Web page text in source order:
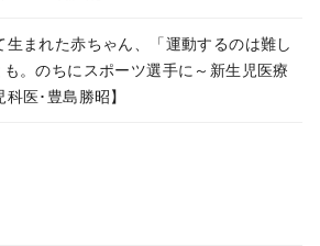
まれた赤ちゃん、「運動するのは難し
。のちにスポーツ選手に～新生児医療
医･豊島勝昭】